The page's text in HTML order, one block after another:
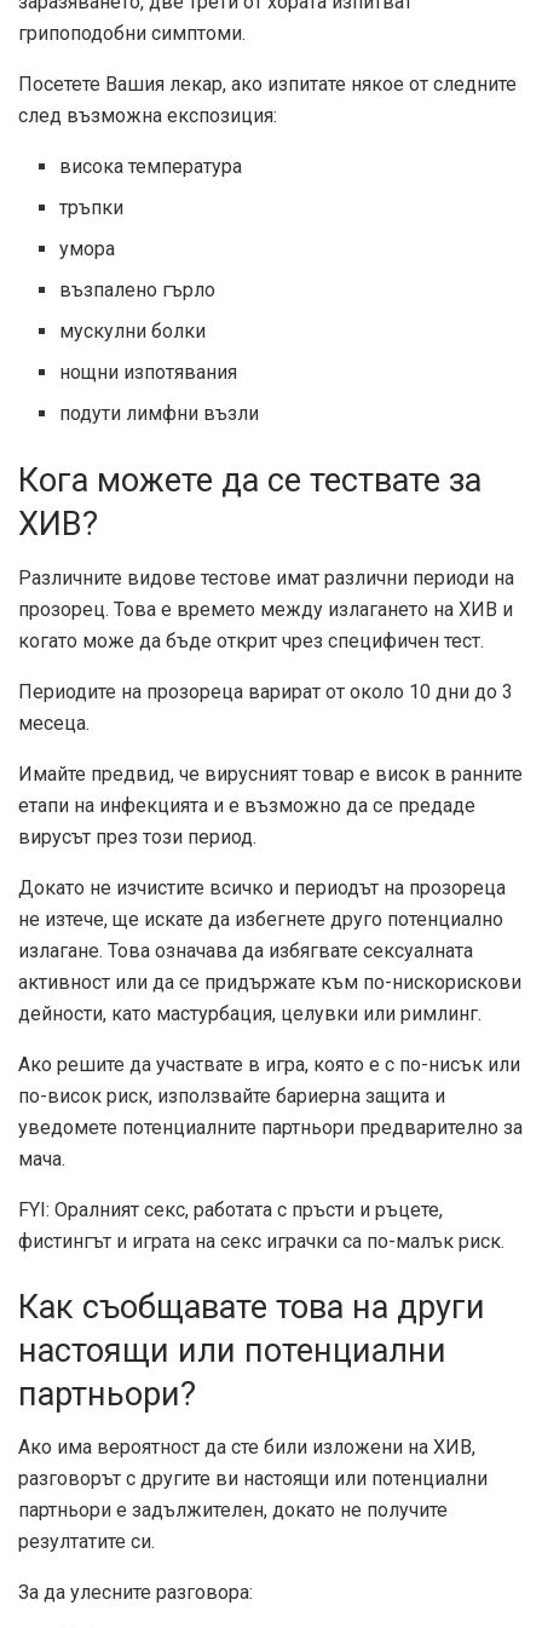
грипоподобни симптоми.
Посетете Вашия лекар, ако изпитате някое от следните
след възможна експозиция:
висока температура
тръпки
умора
възпалено гърло
мускулни болки
нощни изпотявания
подути лимфни възли
Кога можете да се тествате за
ХИВ?
Различните видове тестове имат различни периоди на
прозорец. Това е времето между излагането на ХИВ и
когато може да бъде открит чрез специфичен тест.
Периодите на прозореца варират от около 10 дни до 3
месеца.
Имайте предвид, че вирусният товар е висок в ранните
етапи на инфекцията и е възможно да се предаде
вирусът през този период.
Докато не изчистите всичко и периодът на прозореца
не изтече, ще искате да избегнете друго потенциално
излагане. Това означава да избягвате сексуалната
активност или да се придържате към по-нискорискови
дейности, като мастурбация, целувки или римлинг.
Ако решите да участвате в игра, която е с по-нисък или
по-висок риск, използвайте бариерна защита и
уведомете потенциалните партньори предварително за
мача.
FYI: Оралният секс, работата с пръсти и ръцете,
фистингът и играта на секс играчки са по-малък риск.
Как съобщавате това на други
настоящи или потенциални
партньори?
Ако има вероятност да сте били изложени на ХИВ,
разговорът с другите ви настоящи или потенциални
партньори е задължителен, докато не получите
резултатите си.
За да улесните разговора: